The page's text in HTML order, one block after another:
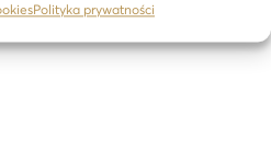
Polityka prywatności